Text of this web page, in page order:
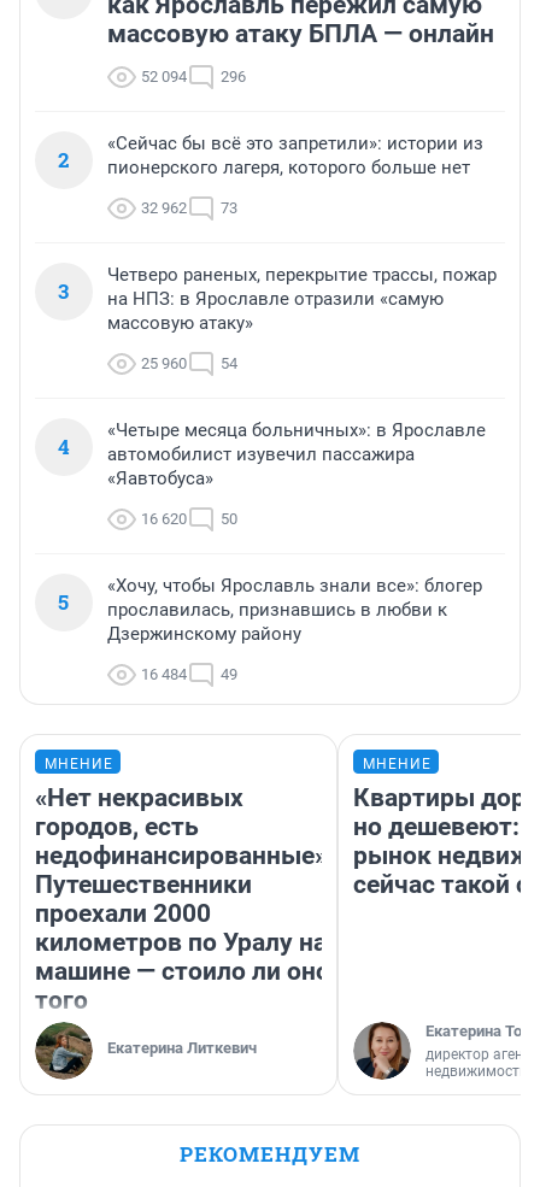
массовую атаку БПЛА — онлайн
52 094 296
2
«Сейчас бы всё это запретили»: истории из
пионерского лагеря, которого больше нет
32 962 73
3
Четверо раненых, перекрытие трассы, пожар
на НПЗ: в Ярославле отразили «самую
массовую атаку»
25 960 54
4
«Четыре месяца больничных»: в Ярославле
автомобилист изувечил пассажира
«Яавтобуса»
16 620 50
5
«Хочу, чтобы Ярославль знали все»: блогер
прославилась, признавшись в любви к
Дзержинскому району
16 484 49
МНЕНИЕ
«Нет некрасивых
городов, есть
недофинансированные».
Путешественники
проехали 2000
километров по Уралу на
машине — стоило ли оно
того
Екатерина Литкевич
МНЕНИЕ
Квартиры
но дешевеют:
рынок
сейчас такой
Екатерина
директор
недвижимости
РЕКОМЕНДУЕМ